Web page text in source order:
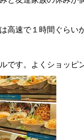
高速で１時間ぐらい
です。よくショッピ